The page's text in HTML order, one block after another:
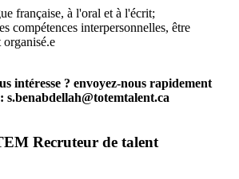
française, à l'oral et à l'écrit;
compétences interpersonnelles, être
intéresse ? envoyez-nous rapidement
s.benabdellah@totemtalent.ca
Recruteur de talent